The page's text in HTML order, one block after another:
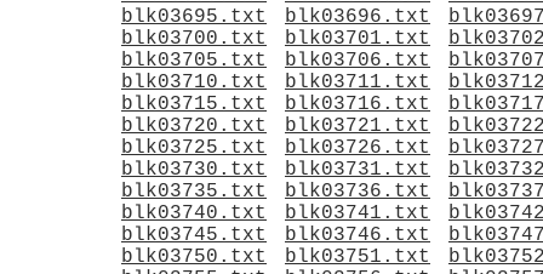
blk03695.txt
blk03696.txt
blk03700.txt
blk03701.txt
blk03705.txt
blk03706.txt
blk03710.txt
blk03711.txt
blk03715.txt
blk03716.txt
blk03720.txt
blk03721.txt
blk03725.txt
blk03726.txt
blk03730.txt
blk03731.txt
blk03735.txt
blk03736.txt
blk03740.txt
blk03741.txt
blk03745.txt
blk03746.txt
blk03750.txt
blk03751.txt